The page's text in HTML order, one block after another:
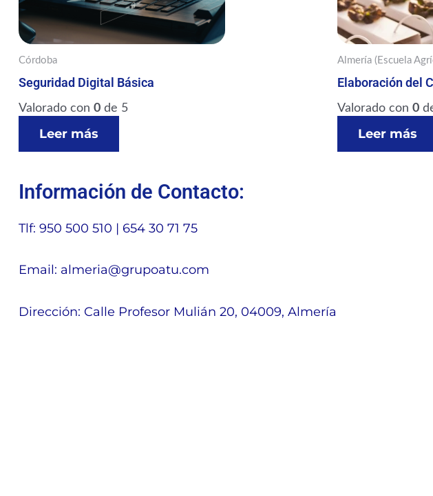
Córdoba
Seguridad Digital Básica
Valorado con 0 de 5
Leer más
Almería (Escuela
Elaboración del
Valorado con0
Leer más
Información de Contacto:
Tlf: 950 500 510 | 654 30 71 75
Email: almeria@grupoatu.com
Dirección: Calle Profesor Mulián 20, 04009, Almería